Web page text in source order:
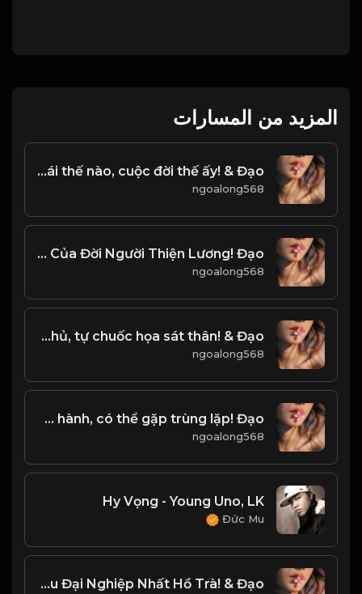
المزيد من المسارات
Tâm thái thế nào, cuộc đời thế ấy! & Đạo
ngoalong568
Nguyên Tắc Của Đời Người Thiện Lương! Đạo
ngoalong568
Hàn Tín - Công cao quá chủ, tự chuốc họa sát thân! & Đạo
ngoalong568
Nhân sinh họa phúc song hành, có thể gặp trùng lặp! Đạo
ngoalong568
Hy Vọng - Young Uno, LK
Đức Mu
Vạn Trượng Hồng Trần Tam Bôi Tửu Thiên Thu Đại Nghiệp Nhất Hồ Trà! & Đạo